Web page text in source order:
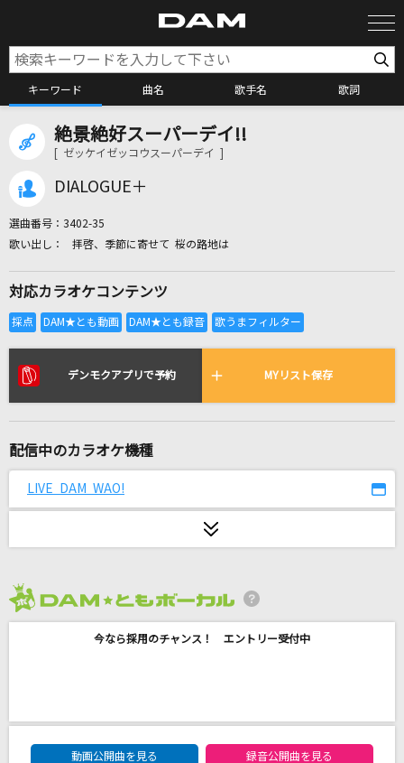
キーワード 曲名 歌手名 歌詞
カラオケ検索
全国りれき
リアルタイムで歌われている曲の一覧
まほろばアスタリスク
コンパス・オブ・ユア・ハート[シンドバッド・
諏訪部順一
白いカイト
阿部真央
絶景絶好スーパーデイ!!
[ ゼッケイゼッコウスーパーデイ ]
DIALOGUE＋
選曲番号： 3402-35
拝啓、季節に寄せて 桜の路地は
対応カラオケコンテンツ
デンモクアプリで予約 MYリスト保存
配信中のカラオケ機種
LIVE DAM WAO!
今なら採用のチャンス！ エントリー受付中
DAM★ともボーカルエントリーランキング
動画公開曲を見る
録音公開曲を見る